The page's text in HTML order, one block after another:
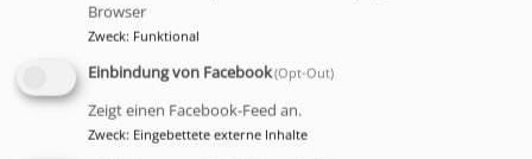
Browser
Zweck: Funktional
Einbindung von Facebook(Opt-Out)
Zeigt einen Facebook-Feed an.
Zweck: Eingebettete externe Inhalte